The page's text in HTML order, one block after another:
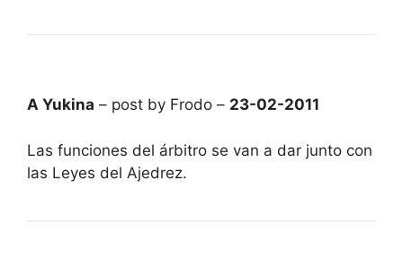
A Yukina – post by Frodo – 23-02-2011
Las funciones del árbitro se van a dar junto con
las Leyes del Ajedrez.